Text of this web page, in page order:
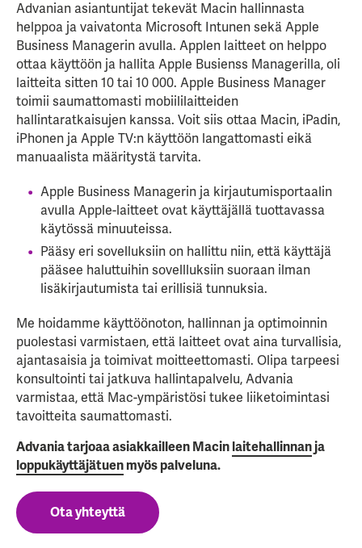
Advanian asiantuntijat tekevät Macin hallinnasta
helppoa ja vaivatonta Microsoft Intunen sekä Apple
Business Managerin avulla. Applen laitteet on helppo
ottaa käyttöön ja hallita Apple Busienss Managerilla, oli
laitteita sitten 10 tai 10 000. Apple Business Manager
toimii saumattomasti mobiililaitteiden
hallintaratkaisujen kanssa. Voit siis ottaa Macin, iPadin,
iPhonen ja Apple TV:n käyttöön langattomasti eikä
manuaalista määritystä tarvita.
Apple Business Managerin ja kirjautumisportaalin
avulla Apple-laitteet ovat käyttäjällä tuottavassa
käytössä minuuteissa.
Pääsy eri sovelluksiin on hallittu niin, että käyttäjä
pääsee haluttuihin sovellluksiin suoraan ilman
lisäkirjautumista tai erillisiä tunnuksia.
Me hoidamme käyttöönoton, hallinnan ja optimoinnin
puolestasi varmistaen, että laitteet ovat aina turvallisia,
ajantasaisia ja toimivat moitteettomasti. Olipa tarpeesi
konsultointi tai jatkuva hallintapalvelu, Advania
varmistaa, että Mac-ympäristösi tukee liiketoimintasi
tavoitteita saumattomasti.
Advania tarjoaa asiakkailleen Macin laitehallinnanja
loppukäyttäjätuen myös palveluna.
Ota yhteyttä